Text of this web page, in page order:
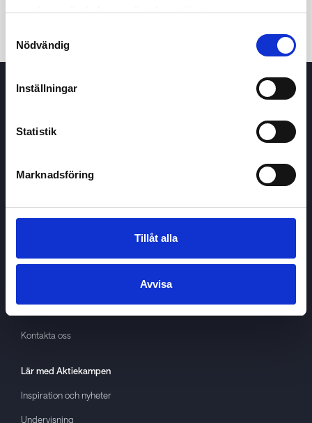
samlat in när du har använt deras tjänster.
Nödvändig
Inställningar
Statistik
Marknadsföring
Tillåt alla
Avvisa
About cookies
Kontakta oss
Lär med Aktiekampen
Inspiration och nyheter
Undervisning